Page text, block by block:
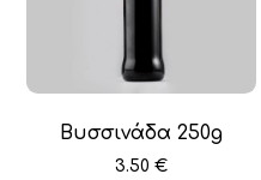
Βυσσινάδα 250g
3.50€